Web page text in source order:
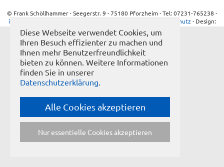
[NBSP]
© Frank Schöllhammer · Seegerstr. 9 · 75180 Pforzheim · Tel: 07231-765238 ·
info@naturheilpraxis-schoellhammer.de
Datenschutz· Design:
buero-01.de
Diese Webseite verwendet Cookies, um
Ihren Besuch effizienter zu machen und
Ihnen mehr Benutzerfreundlichkeit
bieten zu können. Weitere Informationen
finden Sie in unserer
Datenschutzerklärung.
Alle Cookies akzeptieren
Nur essentielle Cookies akzeptieren